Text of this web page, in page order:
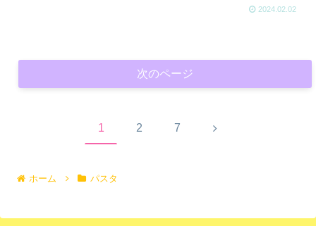
2024.02.02
次のページ
1 2 7 次
ホーム パスタ